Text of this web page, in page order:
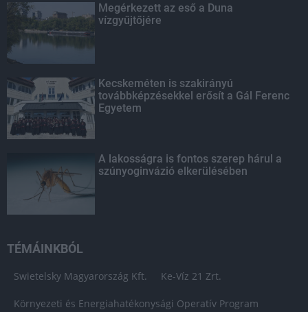
Megérkezett az eső a Duna
vízgyűjtőjére
Kecskeméten is szakirányú
továbbképzésekkel erősít a Gál Ferenc
Egyetem
A lakosságra is fontos szerep hárul a
szúnyoginvázió elkerülésében
TÉMÁINKBÓL
Swietelsky Magyarország Kft. Ke-Víz 21 Zrt.
Környezeti és Energiahatékonysági Operatív Program